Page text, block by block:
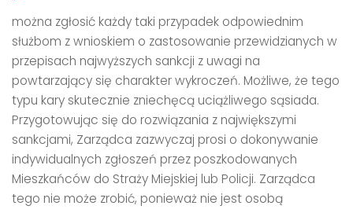
można zgłosić każdy taki przypadek odpowiednim
służbom z wnioskiem o zastosowanie przewidzianych w
przepisach najwyższych sankcji z uwagi na
powtarzający się charakter wykroczeń. Możliwe, że tego
typu kary skutecznie zniechęcą uciążliwego sąsiada.
Przygotowując się do rozwiązania z największymi
sankcjami, Zarządca zazwyczaj prosi o dokonywanie
indywidualnych zgłoszeń przez poszkodowanych
Mieszkańców do Straży Miejskiej lub Policji. Zarządca
tego nie może zrobić, ponieważ nie jest osobą